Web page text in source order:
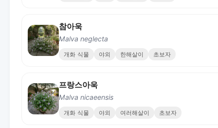
참아욱
Malva neglecta
개화 식물 야외 한해살이 초보자
프랑스아욱
Malva nicaeensis
개화 식물 야외 여러해살이 초보자